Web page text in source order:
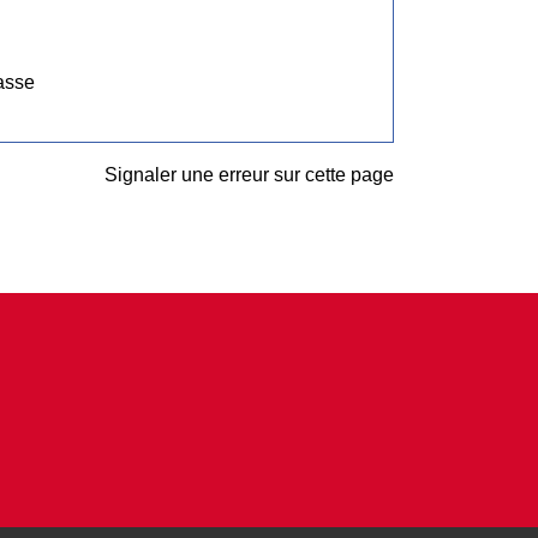
Signaler une erreur sur cette page